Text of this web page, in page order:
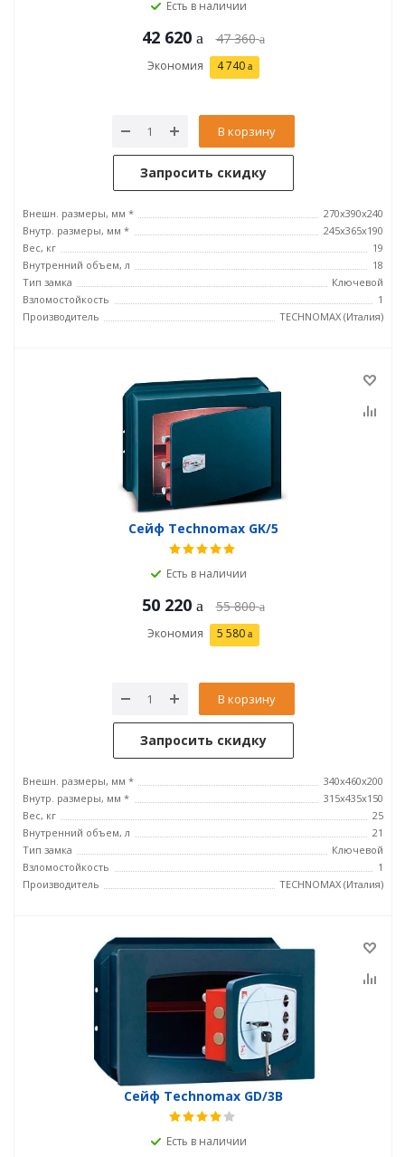
Есть в наличии
42 620 47 360
Экономия 4 740
В корзину
Запросить скидку
Внешн. размеры, мм *
270x390x240
Внутр. размеры, мм *
245х365х190
Вес, кг
19
Внутренний объем, л
18
Тип замка
Ключевой
Взломостойкость
1
Производитель
TECHNOMAX (Италия)
Сейф Technomax GK/5
Есть в наличии
50 220 55 800
Экономия 5 580
В корзину
Запросить скидку
Внешн. размеры, мм *
340x460x200
Внутр. размеры, мм *
315х435х150
Вес, кг
25
Внутренний объем, л
21
Тип замка
Ключевой
Взломостойкость
1
Производитель
TECHNOMAX (Италия)
Сейф Technomax GD/3В
Есть в наличии